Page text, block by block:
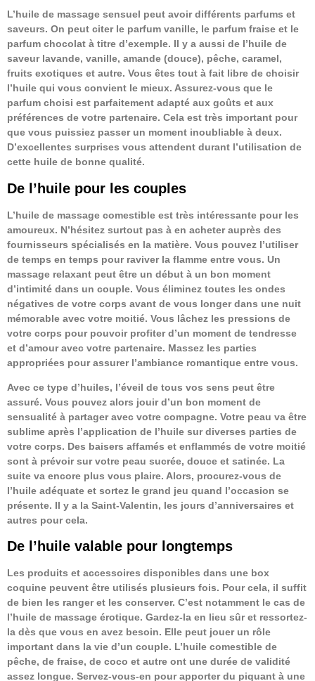
L’huile de massage sensuel peut avoir différents parfums et
saveurs. On peut citer le parfum vanille, le parfum fraise et le
parfum chocolat à titre d’exemple. Il y a aussi de l’huile de
saveur lavande, vanille, amande (douce), pêche, caramel,
fruits exotiques et autre. Vous êtes tout à fait libre de choisir
l’huile qui vous convient le mieux. Assurez-vous que le
parfum choisi est parfaitement adapté aux goûts et aux
préférences de votre partenaire. Cela est très important pour
que vous puissiez passer un moment inoubliable à deux.
D’excellentes surprises vous attendent durant l’utilisation de
cette huile de bonne qualité.
De l’huile pour les couples
L’huile de massage comestible est très intéressante pour les
amoureux. N’hésitez surtout pas à en acheter auprès des
fournisseurs spécialisés en la matière. Vous pouvez l’utiliser
de temps en temps pour raviver la flamme entre vous. Un
massage relaxant peut être un début à un bon moment
d’intimité dans un couple. Vous éliminez toutes les ondes
négatives de votre corps avant de vous longer dans une nuit
mémorable avec votre moitié. Vous lâchez les pressions de
votre corps pour pouvoir profiter d’un moment de tendresse
et d’amour avec votre partenaire. Massez les parties
appropriées pour assurer l’ambiance romantique entre vous.
Avec ce type d’huiles, l’éveil de tous vos sens peut être
assuré. Vous pouvez alors jouir d’un bon moment de
sensualité à partager avec votre compagne. Votre peau va être
sublime après l’application de l’huile sur diverses parties de
votre corps. Des baisers affamés et enflammés de votre moitié
sont à prévoir sur votre peau sucrée, douce et satinée. La
suite va encore plus vous plaire. Alors, procurez-vous de
l’huile adéquate et sortez le grand jeu quand l’occasion se
présente. Il y a la Saint-Valentin, les jours d’anniversaires et
autres pour cela.
De l’huile valable pour longtemps
Les produits et accessoires disponibles dans une box
coquine peuvent être utilisés plusieurs fois. Pour cela, il suffit
de bien les ranger et les conserver. C’est notamment le cas de
l’huile de massage érotique. Gardez-la en lieu sûr et ressortez-
la dès que vous en avez besoin. Elle peut jouer un rôle
important dans la vie d’un couple. L’huile comestible de
pêche, de fraise, de coco et autre ont une durée de validité
assez longue. Servez-vous-en pour apporter du piquant à une